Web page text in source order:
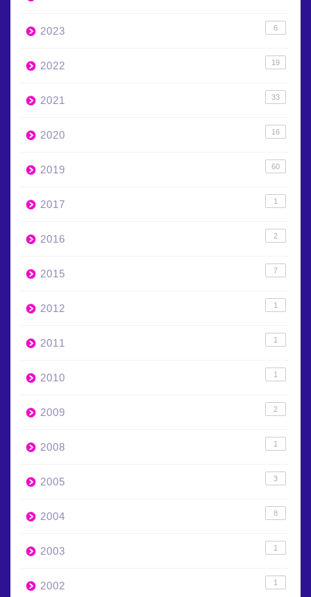
2023 6
2022 19
2021 33
2020 16
2019 60
2017 1
2016 2
2015 7
2012 1
2011 1
2010 1
2009 2
2008 1
2005 3
2004 8
2003 1
2002 1